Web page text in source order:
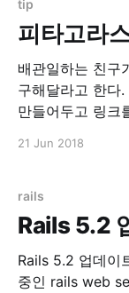
tip
피타고라
배관일하는 친구
구해달라고 한다. 계산기
만들어두고 링크를 주련다... //
21 Jun 2018
rails
Rails 5.2
Rails 5.2 업데이트 시 문제
중인 rails web